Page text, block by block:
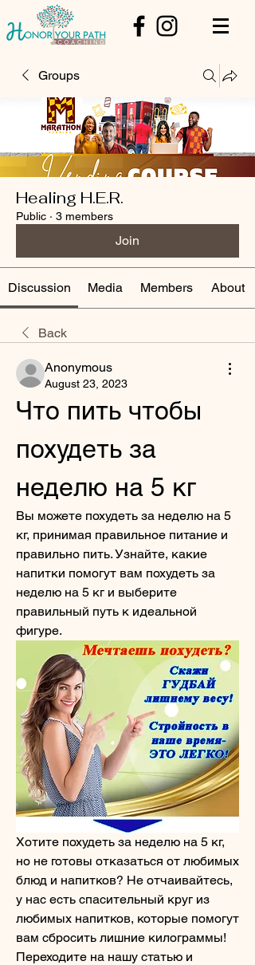
Groups
Healing H.E.R.
Public · 3 members
Join
Discussion Media Members About
Back
Anonymous
August 23, 2023
Что пить чтобы
похудеть за
неделю на 5 кг
Вы можете похудеть за неделю на 5
кг, принимая правильное питание и
правильно пить. Узнайте, какие
напитки помогут вам похудеть за
неделю на 5 кг и выберите
правильный путь к идеальной
фигуре.
Хотите похудеть за неделю на 5 кг,
но не готовы отказаться от любимых
блюд и напитков? Не отчаивайтесь,
у нас есть спасительный круг из
любимых напитков, которые помогут
вам сбросить лишние килограммы!
Переходите на нашу статью и